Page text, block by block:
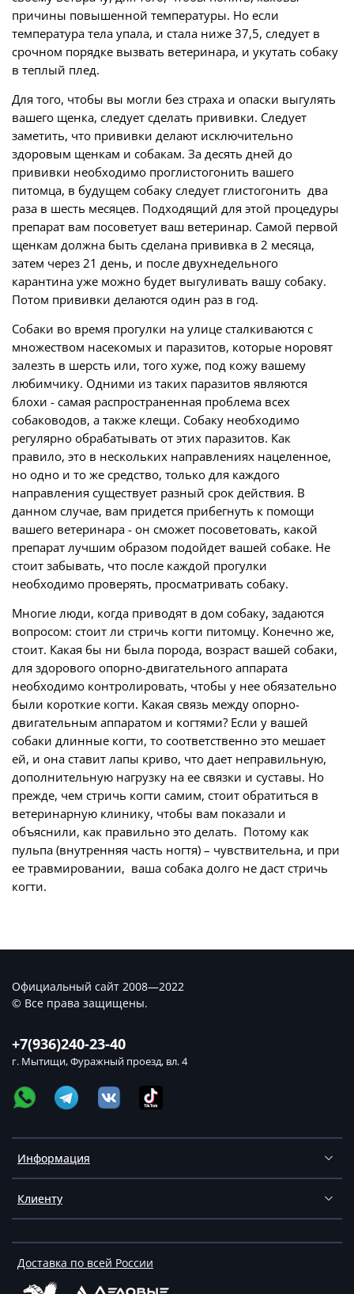
причины повышенной температуры. Но если
температура тела упала, и стала ниже 37,5, следует в
срочном порядке вызвать ветеринара, и укутать собаку
в теплый плед.
Для того, чтобы вы могли без страха и опаски выгулять
вашего щенка, следует сделать прививки. Следует
заметить, что прививки делают исключительно
здоровым щенкам и собакам. За десять дней до
прививки необходимо проглистогонить вашего
питомца, в будущем собаку следует глистогонить два
раза в шесть месяцев. Подходящий для этой процедуры
препарат вам посоветует ваш ветеринар. Самой первой
щенкам должна быть сделана прививка в 2 месяца,
затем через 21 день, и после двухнедельного
карантина уже можно будет выгуливать вашу собаку.
Потом прививки делаются один раз в год.
Собаки во время прогулки на улице сталкиваются с
множеством насекомых и паразитов, которые норовят
залезть в шерсть или, того хуже, под кожу вашему
любимчику. Одними из таких паразитов являются
блохи - самая распространенная проблема всех
собаководов, а также клещи. Собаку необходимо
регулярно обрабатывать от этих паразитов. Как
правило, это в нескольких направлениях нацеленное,
но одно и то же средство, только для каждого
направления существует разный срок действия. В
данном случае, вам придется прибегнуть к помощи
вашего ветеринара - он сможет посоветовать, какой
препарат лучшим образом подойдет вашей собаке. Не
стоит забывать, что после каждой прогулки
необходимо проверять, просматривать собаку.
Многие люди, когда приводят в дом собаку, задаются
вопросом: стоит ли стричь когти питомцу. Конечно же,
стоит. Какая бы ни была порода, возраст вашей собаки,
для здорового опорно-двигательного аппарата
необходимо контролировать, чтобы у нее обязательно
были короткие когти. Какая связь между опорно-
двигательным аппаратом и когтями? Если у вашей
собаки длинные когти, то соответственно это мешает
ей, и она ставит лапы криво, что дает неправильную,
дополнительную нагрузку на ее связки и суставы. Но
прежде, чем стричь когти самим, стоит обратиться в
ветеринарную клинику, чтобы вам показали и
объяснили, как правильно это делать. Потому как
пульпа (внутренняя часть ногтя) – чувствительна, и при
ее травмировании, ваша собака долго не даст стричь
когти.
Информация
Клиенту
Доставка по всей России
+7(936)240-23-40
г. Мытищи, Фуражный проезд, вл. 4
Официальный сайт 2008—2022
© Все права защищены.